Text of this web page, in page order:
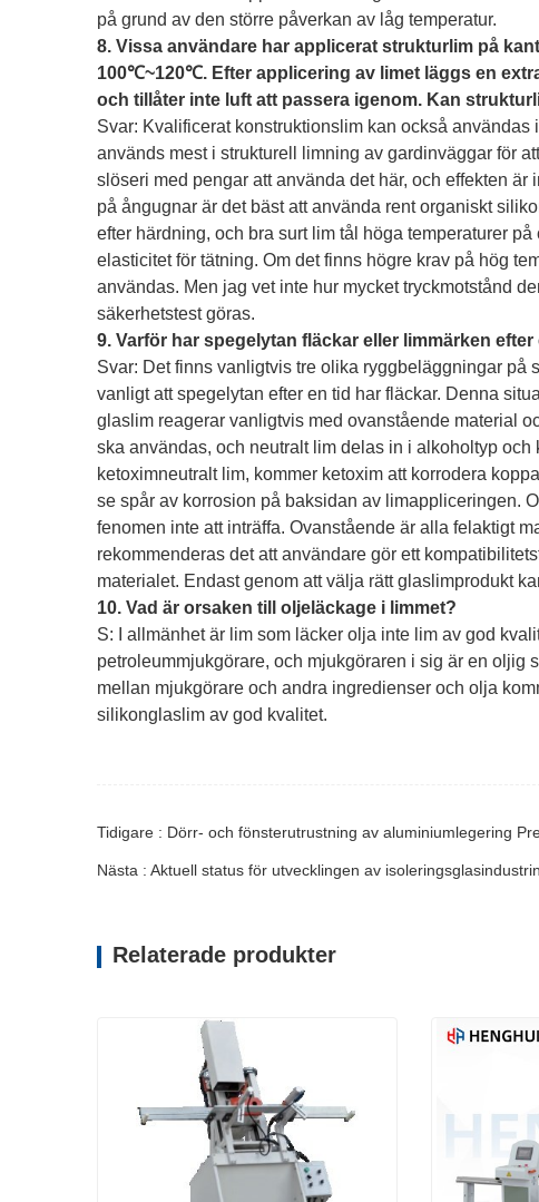
på grund av den större påverkan av låg temperatur.
8. Vissa användare har applicerat strukturlim på
100℃~120℃. Efter applicering av limet läggs en
och tillåter inte luft att passera igenom. Kan
Svar: Kvalificerat konstruktionslim kan också
används mest i strukturell limning av gardinväggar för
slöseri med pengar att använda det här, och effekten
på ångugnar är det bäst att använda rent organiskt
efter härdning, och bra surt lim tål höga temperaturer
elasticitet för tätning. Om det finns högre krav på hög
användas. Men jag vet inte hur mycket tryckmotstånd
säkerhetstest göras.
9. Varför har spegelytan fläckar eller limmärken
Svar: Det finns vanligtvis tre olika ryggbeläggningar på
vanligt att spegelytan efter en tid har fläckar. Denna
glaslim reagerar vanligtvis med ovanstående material
ska användas, och neutralt lim delas in i alkoholtyp
ketoximneutralt lim, kommer ketoxim att korrodera
se spår av korrosion på baksidan av limappliceringen.
fenomen inte att inträffa. Ovanstående är alla felaktigt
rekommenderas det att användare gör ett
materialet. Endast genom att välja rätt glaslimprodukt
10. Vad är orsaken till oljeläckage i limmet?
S: I allmänhet är lim som läcker olja inte lim av god
petroleummjukgörare, och mjukgöraren i sig är en oljig
mellan mjukgörare och andra ingredienser och olja
silikonglaslim av god kvalitet.
Tidigare : Dörr- och fönsterutrustning av aluminiumlegering
Nästa : Aktuell status för utvecklingen av isoleringsglasindustrin
Relaterade produkter